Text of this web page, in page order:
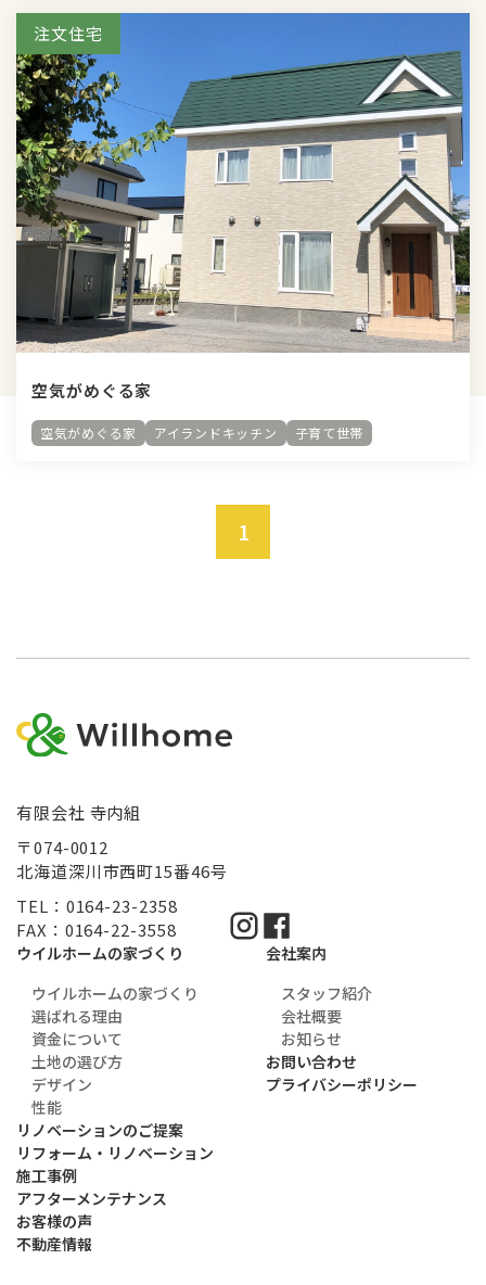
空気がめぐる家
空気がめぐる家 アイランドキッチン 子育て世帯
注文住宅
1
有限会社 寺内組
〒074-0012
北海道深川市西町15番46号
TEL：0164-23-2358
FAX：0164-22-3558
ウイルホームの家づくり
ウイルホームの家づくり
選ばれる理由
資金について
土地の選び方
デザイン
性能
リノベーションのご提案
リフォーム・リノベーション
施工事例
アフターメンテナンス
お客様の声
不動産情報
会社案内
スタッフ紹介
会社概要
お知らせ
お問い合わせ
プライバシーポリシー